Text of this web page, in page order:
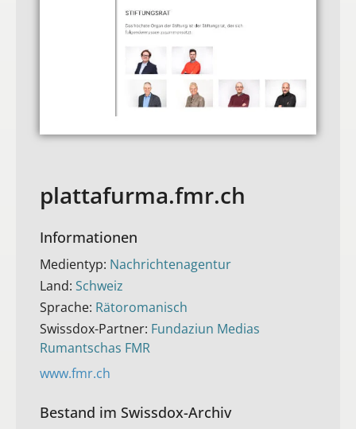
plattafurma.fmr.ch
Informationen
Medientyp: Nachrichtenagentur
Land: Schweiz
Sprache: Rätoromanisch
Swissdox-Partner: Fundaziun Medias
Rumantschas FMR
www.fmr.ch
Bestand im Swissdox-Archiv​